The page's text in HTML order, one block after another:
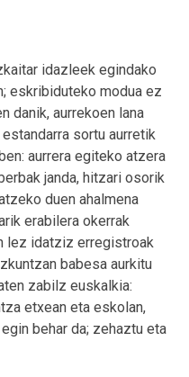
idazleek egindako
eskribiduteko modua ez
danik, aurrekoen lana
sortu aurretik
aurrera egiteko atzera
janda, hitzari osorik
duen ahalmena
erabilera okerrak
lez idatziz erregistroak
babesa aurkitu
zabilz euskalkia:
etxean eta eskolan,
behar da; zehaztu eta